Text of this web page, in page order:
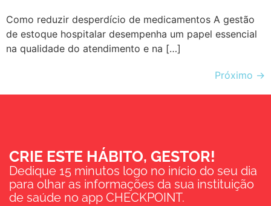
Como reduzir desperdício de medicamentos A gestão
de estoque hospitalar desempenha um papel essencial
na qualidade do atendimento e na […]
Próximo →
CRIE ESTE HÁBITO, GESTOR!
Dedique 15 minutos logo no início do seu dia
para olhar as informações da sua instituição
de saúde no app CHECKPOINT.